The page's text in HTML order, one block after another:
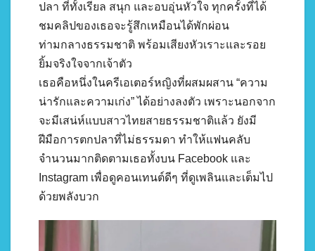
ปลา ที่ทั้งเรียล สนุก และอบอุ่นหัวใจ ทุกครั้งที่ได้
ชมคลิปของเธอจะรู้สึกเหมือนได้พักผ่อน
ท่ามกลางธรรมชาติ พร้อมเสียงหัวเราะและรอย
ยิ้มจริงใจจากเจ้าตัว
เธอคือหนึ่งในครีเอเตอร์หญิงที่ผสมผสาน “ความ
น่ารักและความเก่ง” ได้อย่างลงตัว เพราะนอกจาก
จะมีเสน่ห์แบบสาวไทยสายธรรมชาติแล้ว ยังมี
ฝีมือการตกปลาที่ไม่ธรรมดา ทำให้แฟนคลับ
จำนวนมากติดตามเธอทั้งบน Facebook และ
Instagram เพื่อดูคอนเทนต์ดีๆ ที่ดูเพลินและเต็มไป
ด้วยพลังบวก